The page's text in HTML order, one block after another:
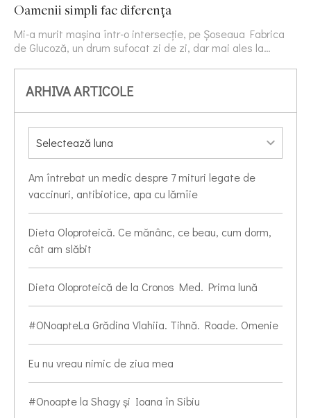
Oamenii simpli fac diferența
Mi-a murit mașina într-o intersecție, pe Șoseaua Fabrica
de Glucoză, un drum sufocat zi de zi, dar mai ales la…
ARHIVA ARTICOLE
Am întrebat un medic despre 7 mituri legate de
vaccinuri, antibiotice, apa cu lămîie
Dieta Oloproteică. Ce mănânc, ce beau, cum dorm,
cât am slăbit
Dieta Oloproteică de la Cronos Med. Prima lună
#ONoapteLa Grădina Vlahiia. Tihnă. Roade. Omenie
Eu nu vreau nimic de ziua mea
#Onoapte la Shagy și Ioana în Sibiu